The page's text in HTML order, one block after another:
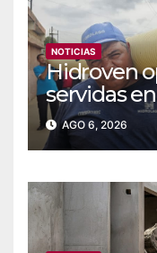
NOTICIAS
Hidroven
servidas
AGO 6, 2026